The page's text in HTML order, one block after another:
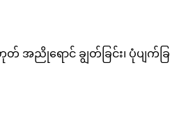
အညိုရောင် ချွတ်ခြင်း၊ ပုံပျက်ခြ